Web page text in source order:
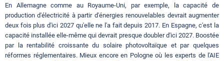
En Allemagne comme au Royaume-Uni, par exemple, la capacité de
production d'électricité à partir d'énergies renouvelables devrait augmenter
deux fois plus d'ici 2027 qu'elle ne l'a fait depuis 2017. En Espagne, c'est la
capacité installée elle-même qui devrait presque doubler d'ici 2027. Boostée
par la rentabilité croissante du solaire photovoltaïque et par quelques
réformes réglementaires. Mieux encore en Pologne où les experts de l'AIE